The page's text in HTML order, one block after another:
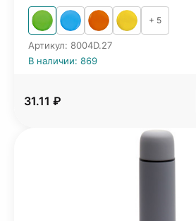
+ 5
Артикул: 8004D.27
В наличии: 869
31.11 ₽